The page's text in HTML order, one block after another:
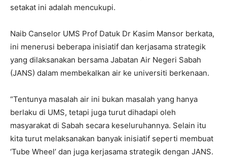
setakat ini adalah mencukupi.
Naib Canselor UMS Prof Datuk Dr Kasim Mansor berkata,
ini menerusi beberapa inisiatif dan kerjasama strategik
yang dilaksanakan bersama Jabatan Air Negeri Sabah
(JANS) dalam membekalkan air ke universiti berkenaan.
“Tentunya masalah air ini bukan masalah yang hanya
berlaku di UMS, tetapi juga turut dihadapi oleh
masyarakat di Sabah secara keseluruhannya. Selain itu
kita turut melaksanakan banyak inisiatif seperti membuat
‘Tube Wheel’ dan juga kerjasama strategik dengan JANS.